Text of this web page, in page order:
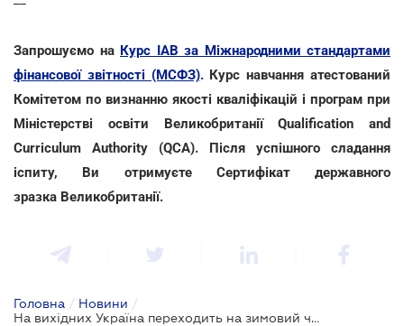
Запрошуємо на Курс ІАВ за Міжнародними стандартами
фінансової звітності (МСФЗ). Курс навчання атестований
Комітетом по визнанню якості кваліфікацій і програм при
Міністерстві освіти Великобританії Qualification and
Curriculum Authority (QCA). Після успішного сладання
іспиту, Ви отримуєте Сертифікат державного
зразка Великобританії.
Головна / Новини /
На вихідних Україна переходить на зимовий час